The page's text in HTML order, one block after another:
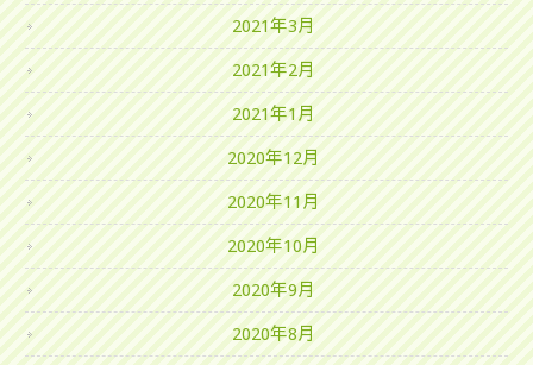
2021年3月
2021年2月
2021年1月
2020年12月
2020年11月
2020年10月
2020年9月
2020年8月